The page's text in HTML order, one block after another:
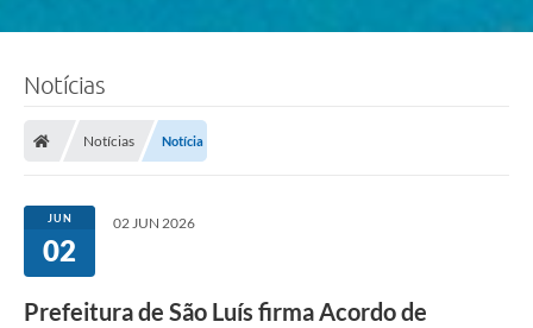
Notícias
Notícias Notícia
JUN
02
02 JUN 2026
Prefeitura de São Luís firma Acordo de